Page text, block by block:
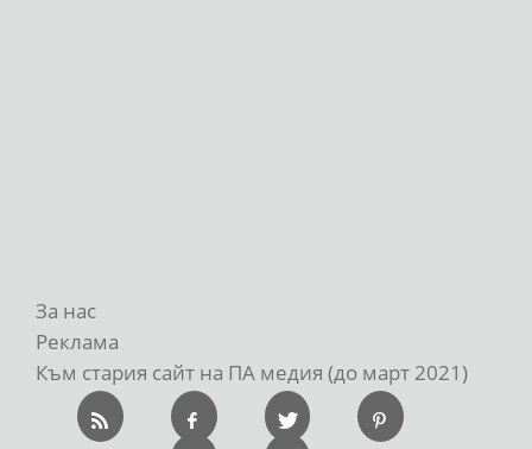
За нас
Реклама
Към стария сайт на ПА медия (до март 2021)